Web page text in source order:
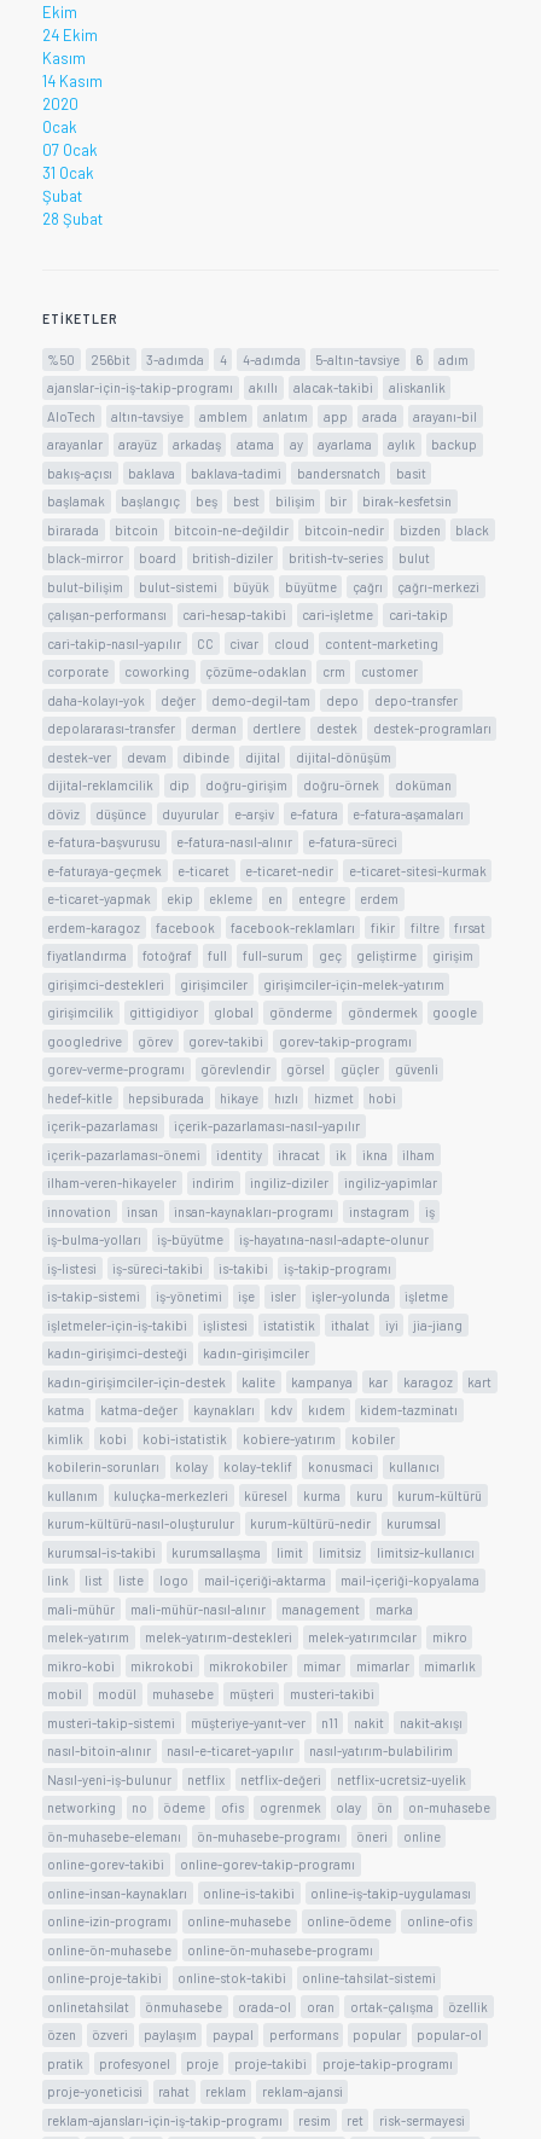
Ekim
24 Ekim
Kasım
14 Kasım
2020
Ocak
07 Ocak
31 Ocak
Şubat
28 Şubat
ETIKETLER
%50 256bit 3-adımda 4 4-adımda 5-altın-tavsiye 6
adım
ajanslar-için-iş-takip-programı
akıllı alacak-takibi
aliskanlik
AloTech
altın-tavsiye amblem anlatım app arada
arayanı-bil
arayanlar
arayüz arkadaş atama ay ayarlama aylık
backup
bakış-açısı
baklava baklava-tadimi bandersnatch
basit
başlamak
başlangıç beş best bilişim bir
birak-kesfetsin
birarada
bitcoin bitcoin-ne-değildir bitcoin-nedir bizden
black
black-mirror
board british-diziler british-tv-series
bulut
bulut-bilişim
bulut-sistemi büyük büyütme çağrı
çağrı-merkezi
çalışan-performansı
cari-hesap-takibi cari-işletme
cari-takip
cari-takip-nasıl-yapılır
CC civar cloud
content-marketing
corporate
coworking çözüme-odaklan crm
customer
daha-kolayı-yok
değer demo-degil-tam depo
depo-transfer
depolararası-transfer
derman dertlere destek
destek-programları
destek-ver
devam dibinde dijital
dijital-dönüşüm
dijital-reklamcilik
dip doğru-girişim doğru-örnek
doküman
döviz
düşünce duyurular e-arşiv e-fatura
e-fatura-aşamaları
e-fatura-başvurusu
e-fatura-nasıl-alınır
e-fatura-süreci
e-faturaya-geçmek
e-ticaret e-ticaret-nedir
e-ticaret-sitesi-kurmak
e-ticaret-yapmak
ekip ekleme en entegre
erdem
erdem-karagoz
facebook facebook-reklamları fikir filtre
fırsat
fiyatlandırma
fotoğraf full full-surum geç geliştirme
girişim
girişimci-destekleri
girişimciler
girişimciler-için-melek-yatırım
girişimcilik
gittigidiyor global gönderme göndermek
google
googledrive
görev gorev-takibi
gorev-takip-programı
gorev-verme-programı
görevlendir görsel güçler
güvenli
hedef-kitle
hepsiburada hikaye hızlı hizmet
hobi
içerik-pazarlaması
içerik-pazarlaması-nasıl-yapılır
içerik-pazarlaması-önemi
identity ihracat ik ikna
ilham
ilham-veren-hikayeler
indirim ingiliz-diziler
ingiliz-yapimlar
innovation
insan insan-kaynakları-programı instagram
iş
iş-bulma-yolları
iş-büyütme
iş-hayatına-nasıl-adapte-olunur
iş-listesi
iş-süreci-takibi is-takibi
iş-takip-programı
is-takip-sistemi
iş-yönetimi işe isler işler-yolunda
işletme
işletmeler-için-iş-takibi
işlistesi istatistik ithalat iyi
jia-jiang
kadın-girişimci-desteği
kadın-girişimciler
kadın-girişimciler-için-destek
kalite kampanya kar karagoz
kart
katma
katma-değer kaynakları kdv kıdem
kidem-tazminatı
kimlik
kobi kobi-istatistik kobiere-yatırım
kobiler
kobilerin-sorunları
kolay kolay-teklif konusmaci
kullanıcı
kullanım
kuluçka-merkezleri küresel kurma kuru
kurum-kültürü
kurum-kültürü-nasıl-oluşturulur
kurum-kültürü-nedir
kurumsal
kurumsal-is-takibi
kurumsallaşma limit limitsiz
limitsiz-kullanıcı
link
list liste logo mail-içeriği-aktarma
mail-içeriği-kopyalama
mali-mühür
mali-mühür-nasıl-alınır management
marka
melek-yatırım
melek-yatırım-destekleri melek-yatırımcılar
mikro
mikro-kobi
mikrokobi mikrokobiler mimar mimarlar
mimarlık
mobil
modül muhasebe müşteri
musteri-takibi
musteri-takip-sistemi
müşteriye-yanıt-ver n11 nakit
nakit-akışı
nasıl-bitoin-alınır
nasıl-e-ticaret-yapılır
nasıl-yatırım-bulabilirim
Nasıl-yeni-iş-bulunur
netflix netflix-değeri
netflix-ucretsiz-uyelik
networking
no ödeme ofis ogrenmek olay ön
on-muhasebe
ön-muhasebe-elemanı
ön-muhasebe-programı öneri
online
online-gorev-takibi
online-gorev-takip-programı
online-insan-kaynakları
online-is-takibi
online-iş-takip-uygulaması
online-izin-programı
online-muhasebe online-ödeme
online-ofis
online-ön-muhasebe
online-ön-muhasebe-programı
online-proje-takibi
online-stok-takibi
online-tahsilat-sistemi
onlinetahsilat
önmuhasebe orada-ol oran ortak-çalışma
özellik
özen
özveri paylaşım paypal performans popular
popular-ol
pratik
profesyonel proje proje-takibi
proje-takip-programı
proje-yoneticisi
rahat reklam
reklam-ajansi
reklam-ajansları-için-iş-takip-programı
resim ret
risk-sermayesi